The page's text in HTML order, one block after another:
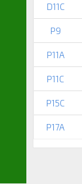
D11C
P9
P11A
P11C
P15C
P17A